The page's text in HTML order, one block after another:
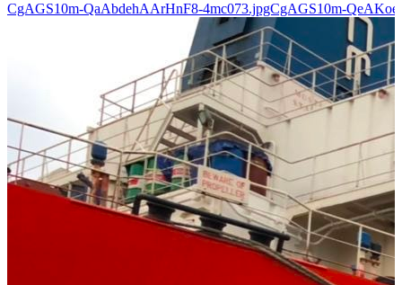
CgAGS10m-QaAbdehAArHnF8-4mc073.jpgCgAGS10m-